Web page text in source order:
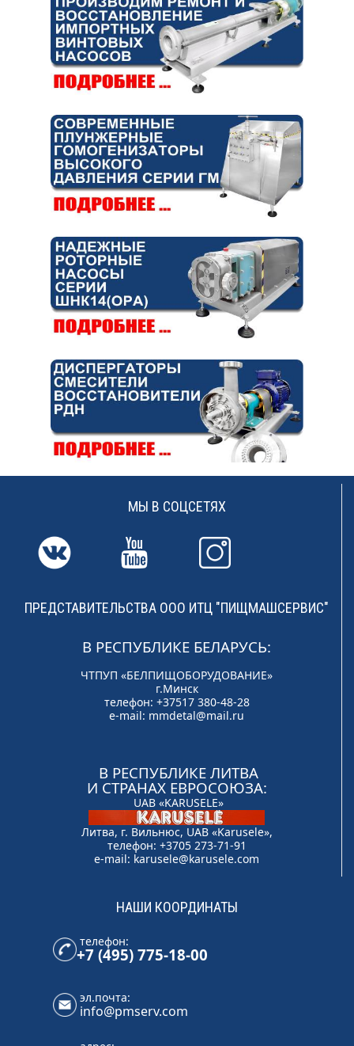
МЫ В СОЦСЕТЯХ
ПРЕДСТАВИТЕЛЬСТВА ООО ИТЦ "ПИЩМАШСЕРВИС"
В РЕСПУБЛИКЕ БЕЛАРУСЬ:
ЧТПУП «БЕЛПИЩОБОРУДОВАНИЕ»
г.Минск
телефон: +37517 380-48-28
e-mail: mmdetal@mail.ru
В РЕСПУБЛИКЕ ЛИТВА
И СТРАНАХ ЕВРОСОЮЗА:
UAB «KARUSELE»
Литва, г. Вильнюс, UAB «Karusele»,
телефон: +3705 273-71-91
e-mail: karusele@karusele.com
НАШИ КООРДИНАТЫ
телефон:
+7 (495) 775-18-00
эл.почта:
info@pmserv.com